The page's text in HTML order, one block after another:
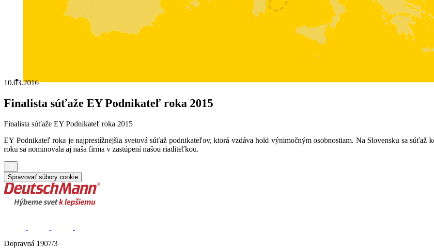
10.03.2016
Finalista súťaže EY Podnikateľ roka 2015
Finalista súťaže EY Podnikateľ roka 2015
EY Podnikateľ roka je najprestížnejšia svetová súťaž podnikateľov, ktorá vzdáva hold výnimočným osobnostiam. Na Slovensku sa súťaž
roku sa nominovala aj naša firma v zastúpení našou riaditeľkou.
Spravovať súbory cookie
Dopravná 1907/3